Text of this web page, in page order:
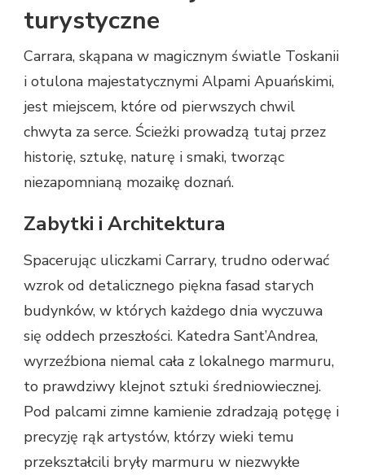
turystyczne
Carrara, skąpana w magicznym światle Toskanii
i otulona majestatycznymi Alpami Apuańskimi,
jest miejscem, które od pierwszych chwil
chwyta za serce. Ścieżki prowadzą tutaj przez
historię, sztukę, naturę i smaki, tworząc
niezapomnianą mozaikę doznań.
Zabytki i Architektura
Spacerując uliczkami Carrary, trudno oderwać
wzrok od detalicznego piękna fasad starych
budynków, w których każdego dnia wyczuwa
się oddech przeszłości. Katedra Sant’Andrea,
wyrzeźbiona niemal cała z lokalnego marmuru,
to prawdziwy klejnot sztuki średniowiecznej.
Pod palcami zimne kamienie zdradzają potęgę i
precyzję rąk artystów, którzy wieki temu
przekształcili bryły marmuru w niezwykłe